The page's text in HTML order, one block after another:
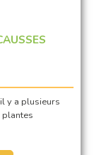
y a plusieurs